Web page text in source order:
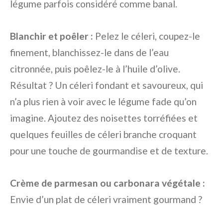
légume parfois considéré comme banal.
Blanchir et poêler : Pelez le céleri, coupez-le
finement, blanchissez-le dans de l’eau
citronnée, puis poêlez-le à l’huile d’olive.
Résultat ? Un céleri fondant et savoureux, qui
n’a plus rien à voir avec le légume fade qu’on
imagine. Ajoutez des noisettes torréfiées et
quelques feuilles de céleri branche croquant
pour une touche de gourmandise et de texture.
Crème de parmesan ou carbonara végétale :
Envie d’un plat de céleri vraiment gourmand ?